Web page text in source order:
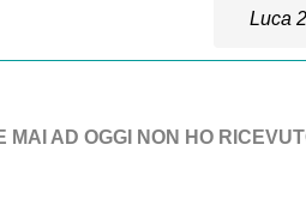
Luca
MAI AD OGGI NON HO